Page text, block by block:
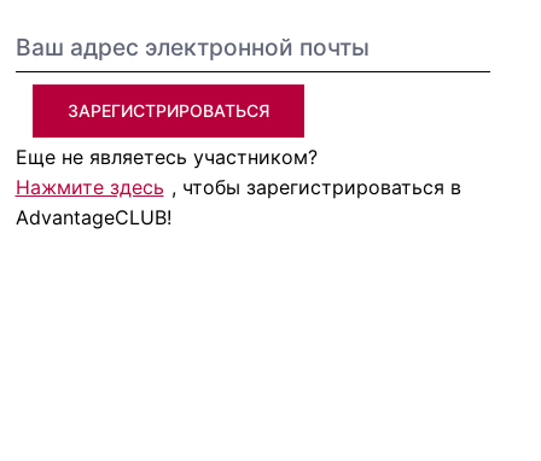
ЗАРЕГИСТРИРОВАТЬСЯ
Еще не являетесь участником?
Нажмите здесь , чтобы зарегистрироваться в
AdvantageCLUB!